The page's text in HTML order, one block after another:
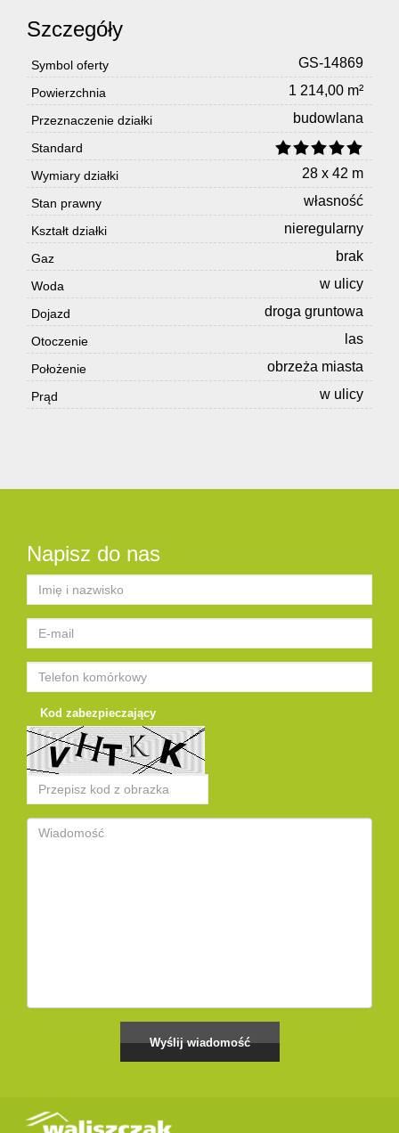
Szczegóły
Symbol oferty GS-14869
Powierzchnia 1 214,00 m²
Przeznaczenie działki budowlana
Standard
Wymiary działki
28 x 42 m
Stan prawny własność
Kształt działki nieregularny
Gaz brak
Woda w ulicy
Dojazd droga gruntowa
Otoczenie las
Położenie obrzeża miasta
Prąd w ulicy
Napisz do nas
Kod zabezpieczający